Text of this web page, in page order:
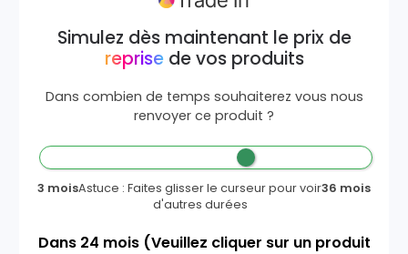
Simulez dès maintenant le prix de
reprisede vos produits
Dans combien de temps souhaiterez vous nous
renvoyer ce produit ?
3 moisAstuce : Faites glisser le curseur pour voir
d'autres durées
36 mois
Dans 24 mois (Veuillez cliquer sur un produit